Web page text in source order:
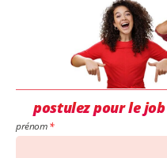
postulez pour le
prénom